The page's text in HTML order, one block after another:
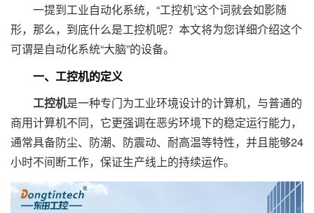
一提到工业自动化系统，“工控机”这个词就会如影随
形，那么，到底什么是工控机呢？本文将为您详细介绍这个
可谓是自动化系统“大脑”的设备。
一、工控机的定义
工控机是一种专门为工业环境设计的计算机，与普通的
商用计算机不同，它更强调在恶劣环境下的稳定运行能力，
通常具备防尘、防潮、防震动、耐高温等特性，并且能够24
小时不间断工作，保证生产线上的持续运作。